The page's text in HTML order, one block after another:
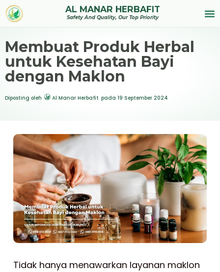
AL MANAR HERBAFIT
Safety And Quality, Our Top Priority
Membuat Produk Herbal
untuk Kesehatan Bayi
dengan Maklon
Diposting oleh Al Manar Herbafit pada 19 September 2024
Tidak hanya menawarkan layanan maklon